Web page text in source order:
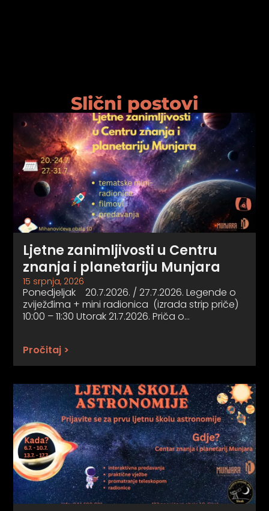
Slični postovi
Ljetne zanimljivosti u Centru
znanja i planetariju Munjara
15 srpnja, 2026
Ponedjeljak 20.7.2026. / 27.7.2026. Legende o
zviježđima + mini radionica (izrada strip priče)
10:00 – 11:30 Utorak 21.7.2026. Priča o…
Pročitaj >